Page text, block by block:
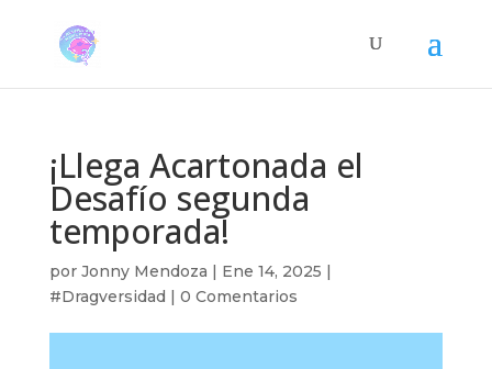
¡Llega Acartonada el
Desafío segunda
temporada!
por Jonny Mendoza | Ene 14, 2025 |
#Dragversidad | 0 Comentarios